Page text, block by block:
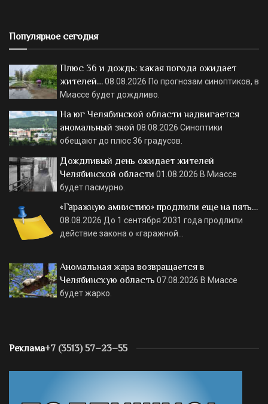
Популярное сегодня
Плюс 36 и дождь: какая погода ожидает
жителей…08.08.2026 По прогнозам синоптиков, в
Миассе будет дождливо.
На юг Челябинской области надвигается
аномальный зной 08.08.2026 Синоптики
обещают до плюс 36 градусов.
Дождливый день ожидает жителей
Челябинской области 01.08.2026 В Миассе
будет пасмурно.
«Гаражную амнистию» продлили еще на пять…
08.08.2026 До 1 сентября 2031 года продлили
действие закона о «гаражной…
Аномальная жара возвращается в
Челябинскую область 07.08.2026 В Миассе
будет жарко.
Реклама+7 (3513) 57–23–55